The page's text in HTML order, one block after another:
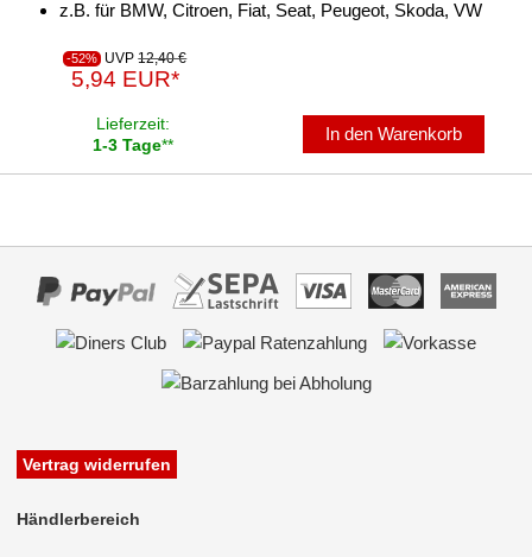
z.B. für BMW, Citroen, Fiat, Seat, Peugeot, Skoda, VW
-52% UVP 12,40 €
5,94 EUR*
Lieferzeit:
1-3 Tage**
In den Warenkorb
Vertrag widerrufen
Händlerbereich